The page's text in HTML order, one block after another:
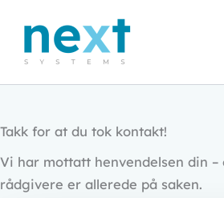
Takk for at du tok kontakt!
Vi har mottatt henvendelsen din –
rådgivere er allerede på saken.